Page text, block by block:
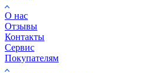
О нас
Отзывы
Контакты
Сервис
Покупателям